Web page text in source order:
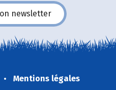
newsletter
Mentions légales